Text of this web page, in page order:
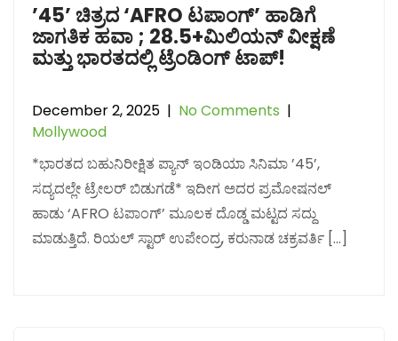
’45’ ಚಿತ್ರದ ‘AFRO ಟಪಾಂಗ್‌’ ಹಾಡಿಗೆ
ಜಾಗತಿಕ ಹವಾ ; 28.5+ಮಿಲಿಯನ್ ವೀಕ್ಷಣೆ
ಮತ್ತು ಭಾರತದಲ್ಲಿ ಟ್ರೆಂಡಿಂಗ್ ಟಾಪ್!
December 2, 2025 | No Comments |
Mollywood
*ಭಾರತದ ಬಹುನಿರೀಕ್ಷಿತ ಪ್ಯಾನ್ ಇಂಡಿಯಾ ಸಿನಿಮಾ ’45’,
ಸದ್ಯದಲ್ಲೇ ಟ್ರೇಲರ್ ಬಿಡುಗಡೆ* ಇದೀಗ ಅದರ ಪ್ರಮೋಷನಲ್
ಹಾಡು ‘AFRO ಟಪಾಂಗ್‌’ ಮೂಲಕ ದೊಡ್ಡ ಮಟ್ಟದ ಸದ್ದು
ಮಾಡುತ್ತಿದೆ. ರಿಯಲ್ ಸ್ಟಾರ್ ಉಪೇಂದ್ರ, ಕರುನಾಡ ಚಕ್ರವರ್ತಿ […]